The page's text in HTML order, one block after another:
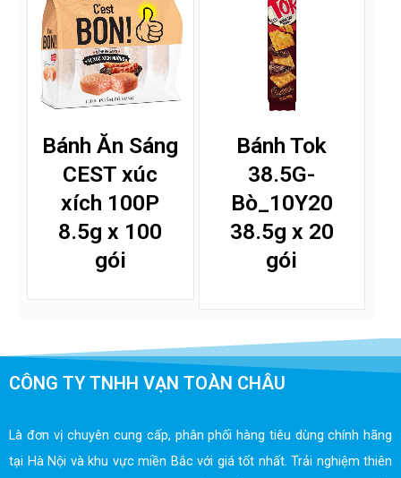
Bánh Ăn Sáng
CEST xúc
xích 100P
8.5g x 100
gói
Bánh Tok
38.5G-
Bò_10Y20
38.5g x 20
gói
CÔNG TY TNHH VẠN TOÀN CHÂU
Là đơn vị chuyên cung cấp, phân phối hàng tiêu dùng chính hãng
tại Hà Nội và khu vực miền Bắc với giá tốt nhất. Trải nghiệm thiên